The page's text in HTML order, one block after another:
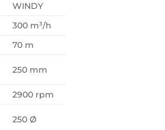
WINDY
300 m³/h
70 m
250 mm
2900 rpm
250 Ø